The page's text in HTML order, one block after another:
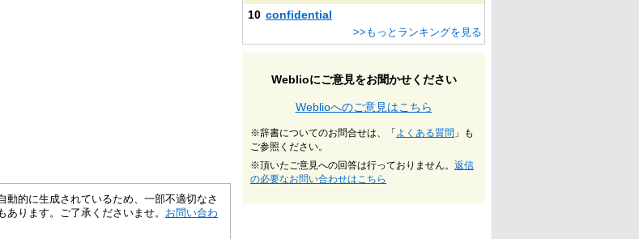
動的に生成されているため、一部不適切なさ
ります。ご了承くださいませ。 お問い合わ
10 confidential
>>もっとランキングを見る
Weblioにご意見をお聞かせください
Weblioへのご意見はこちら
※辞書についてのお問合せは、「 よくある質問 」も
ご参照ください。
※頂いたご意見への回答は行っておりません。 返信
の必要なお問い合わせはこちら